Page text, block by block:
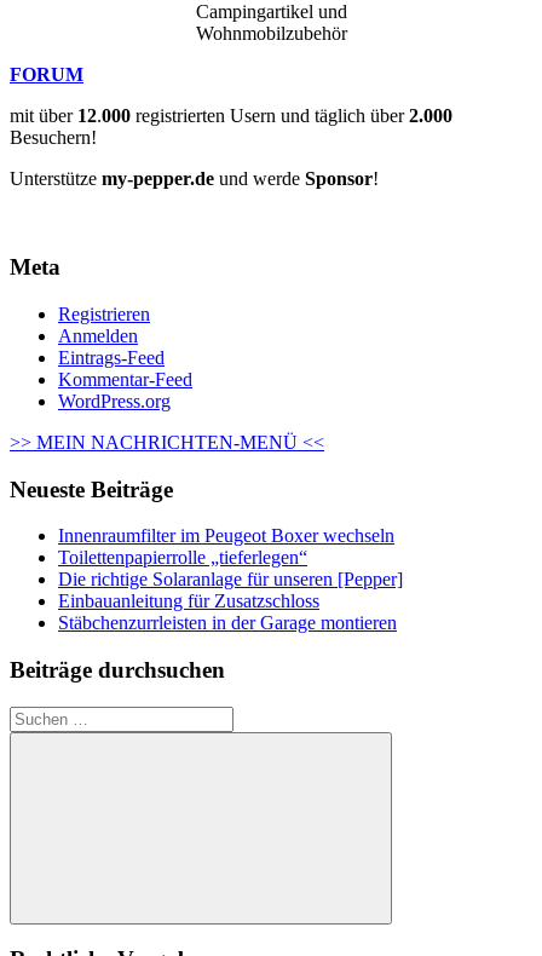
Campingartikel und
Wohnmobilzubehör
FORUM
mit über 12.000 registrierten Usern und täglich über2.000
Besuchern!
Unterstütze my-pepper.de und werde Sponsor!
Meta
Registrieren
Anmelden
Eintrags-Feed
Kommentar-Feed
WordPress.org
>> MEIN NACHRICHTEN-MENÜ <<
Neueste Beiträge
Innenraumfilter im Peugeot Boxer wechseln
Toilettenpapierrolle „tieferlegen“
Die richtige Solaranlage für unseren [Pepper]
Einbauanleitung für Zusatzschloss
Stäbchenzurrleisten in der Garage montieren
Beiträge durchsuchen
Suchen
nach:
Suchen